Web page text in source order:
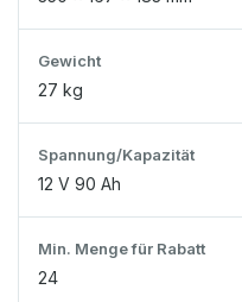
Gewicht
27 kg
Spannung/Kapazität
12 V 90 Ah
Min. Menge für Rabatt
24